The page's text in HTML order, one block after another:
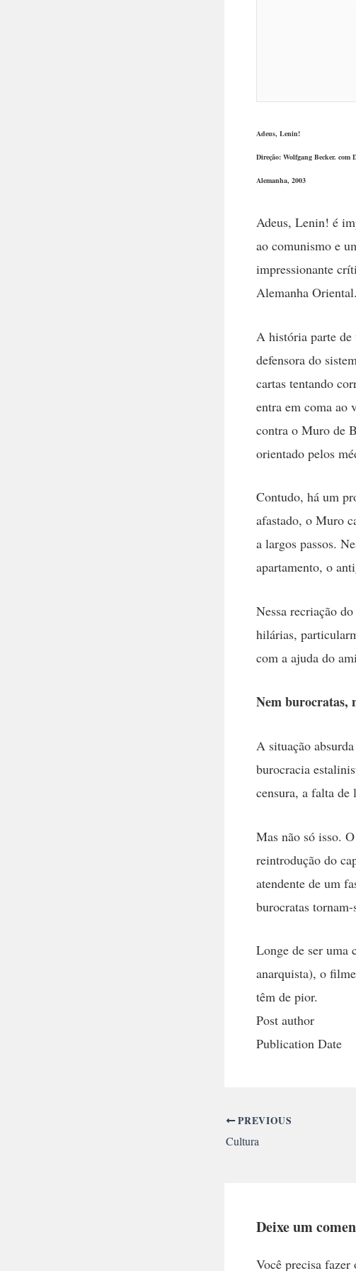
Adeus, Lenin!
Direção: Wolfgang Becker.
Alemanha, 2003
Adeus, Lenin! é
ao comunismo e
impressionante
Alemanha Oriental.
A história parte
defensora do
cartas tentando
entra em coma ao
contra o Muro de
orientado pelos
Contudo, há um
afastado, o Muro
a largos passos.
apartamento, o
Nessa recriação
hilárias,
com a ajuda do
Nem burocratas,
A situação
burocracia
censura, a falta de
Mas não só isso.
reintrodução do
atendente de um
burocratas
Longe de ser uma
anarquista), o
têm de pior.
Post author
Publication Date
PREVIOUS
Cultura
Deixe um
Você precisa fazer